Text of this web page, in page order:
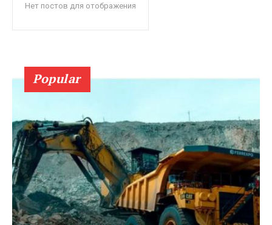
Нет постов для отображения
Popular